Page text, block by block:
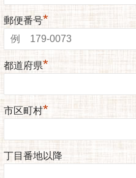
郵便番号*
都道府県*
市区町村*
丁目番地以降